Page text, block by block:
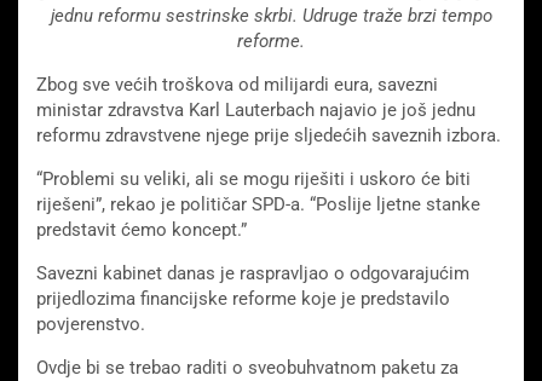
jednu reformu sestrinske skrbi. Udruge traže brzi tempo
reforme.
Zbog sve većih troškova od milijardi eura, savezni
ministar zdravstva Karl Lauterbach najavio je još jednu
reformu zdravstvene njege prije sljedećih saveznih izbora.
“Problemi su veliki, ali se mogu riješiti i uskoro će biti
riješeni”, rekao je političar SPD-a. “Poslije ljetne stanke
predstavit ćemo koncept.”
Savezni kabinet danas je raspravljao o odgovarajućim
prijedlozima financijske reforme koje je predstavilo
povjerenstvo.
Ovdje bi se trebao raditi o sveobuhvatnom paketu za